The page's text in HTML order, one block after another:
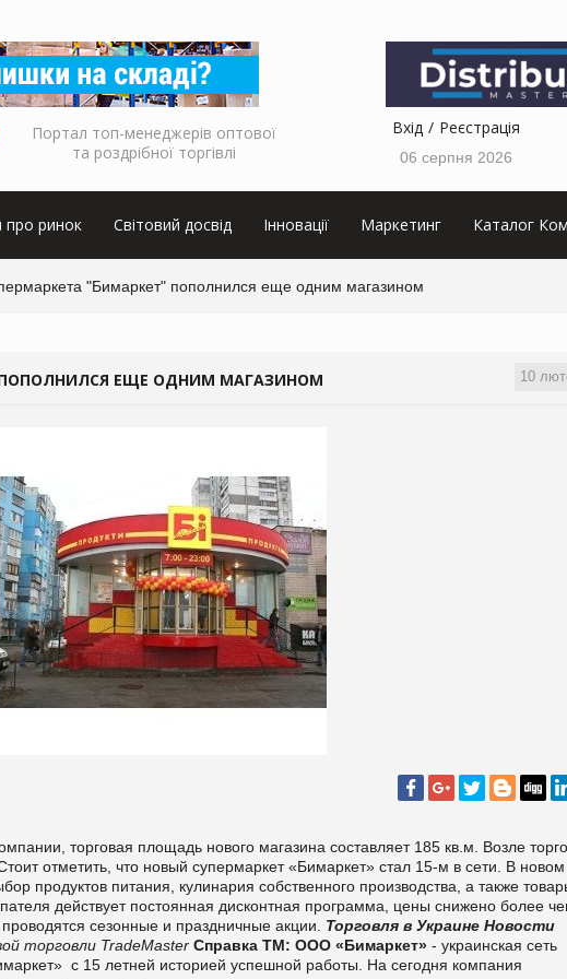
Портал топ-менеджерів оптової
та роздрібної торгівлі
Вхід Реєстрація
06 серпня 2026
про ринок Світовий досвід Інновації Маркетинг Каталог
"Бимаркет" пополнился еще одним магазином
10
ПОПОЛНИЛСЯ ЕЩЕ ОДНИМ МАГАЗИНОМ
торговая площадь нового магазина составляет 185 кв.м. Возле
отметить, что новый супермаркет «Бимаркет» стал 15-м в сети. В новом
продуктов питания, кулинария собственного производства, а также
действует постоянная дисконтная программа, цены снижено более
сезонные и праздничные акции. Торговля в Украине Новости
торговли TradeMaster Справка ТМ: ООО «Бимаркет» - украинская сеть
маркет» с 15 летней историей успешной работы. На сегодня компания